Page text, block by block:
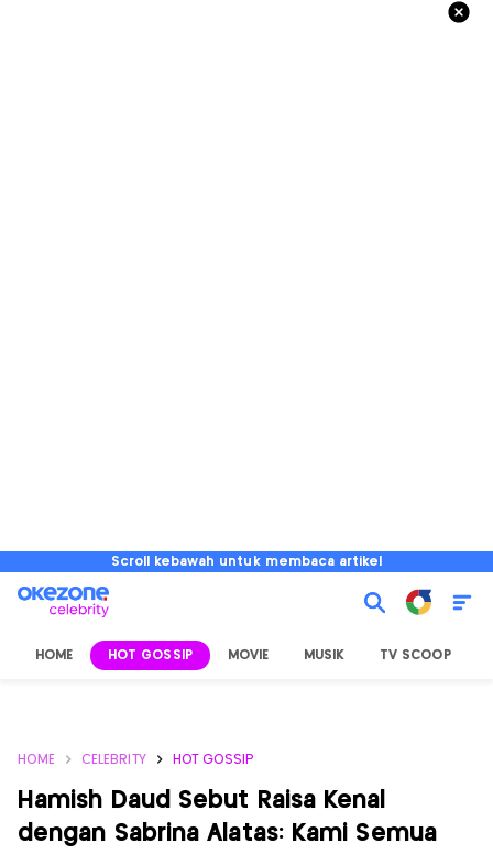
Scroll kebawah untuk membaca artikel
HOME HOT GOSSIP MOVIE MUSIK TV SCOOP
HOME CELEBRITY HOT GOSSIP
Hamish Daud Sebut Raisa Kenal
dengan Sabrina Alatas: Kami Semua